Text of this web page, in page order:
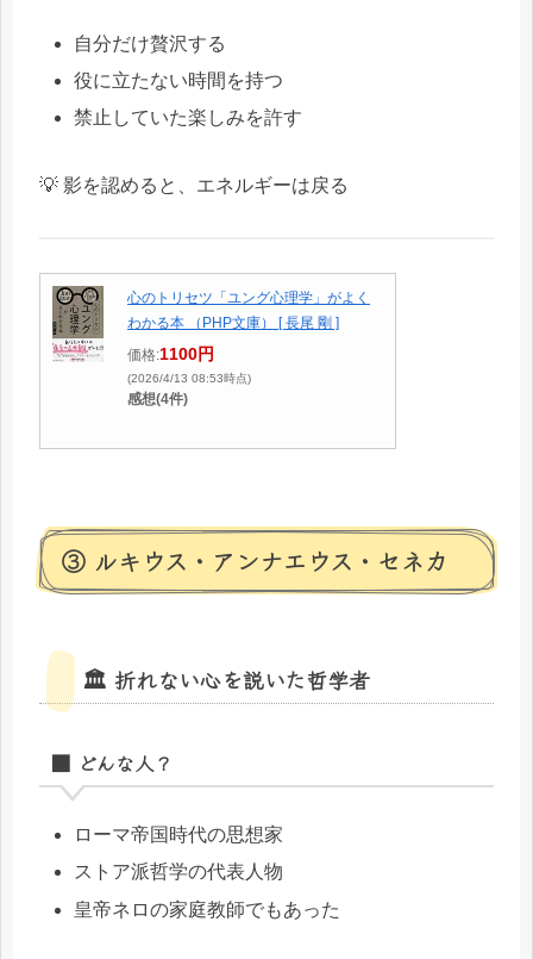
自分だけ贅沢する
役に立たない時間を持つ
禁止していた楽しみを許す
💡 影を認めると、エネルギーは戻る
心のトリセツ「ユング心理学」がよく
わかる本 （PHP文庫） [ 長尾 剛 ]
価格:1100円
(2026/4/13 08:53時点)
感想(4件)
③ ルキウス・アンナエウス・セネカ
🏛 折れない心を説いた哲学者
■ どんな人？
ローマ帝国時代の思想家
ストア派哲学の代表人物
皇帝ネロの家庭教師でもあった